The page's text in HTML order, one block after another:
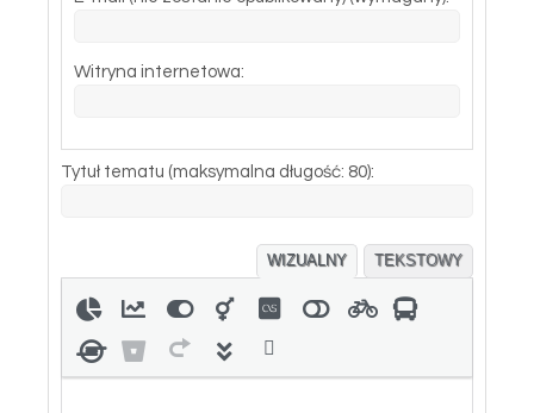
Witryna internetowa:
Tytuł tematu (maksymalna długość: 80):
WIZUALNY TEKSTOWY